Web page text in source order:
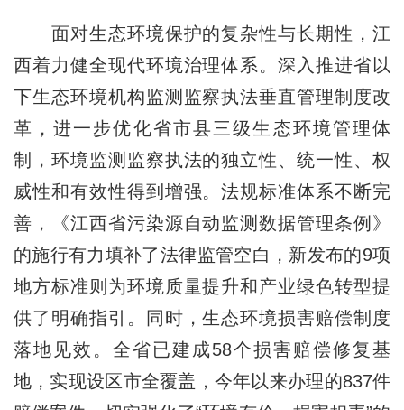
面对生态环境保护的复杂性与长期性，江
西着力健全现代环境治理体系。深入推进省以
下生态环境机构监测监察执法垂直管理制度改
革，进一步优化省市县三级生态环境管理体
制，环境监测监察执法的独立性、统一性、权
威性和有效性得到增强。法规标准体系不断完
善，《江西省污染源自动监测数据管理条例》
的施行有力填补了法律监管空白，新发布的9项
地方标准则为环境质量提升和产业绿色转型提
供了明确指引。同时，生态环境损害赔偿制度
落地见效。全省已建成58个损害赔偿修复基
地，实现设区市全覆盖，今年以来办理的837件